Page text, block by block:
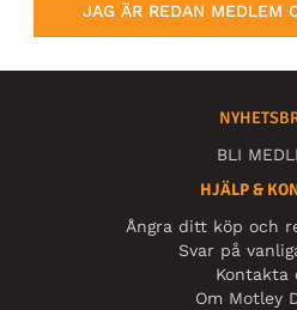
JAG ÄR REDAN MEDLEM
BLI
HJÄLP &
Ångra ditt köp och
Svar på
Kontakta
Om Motley